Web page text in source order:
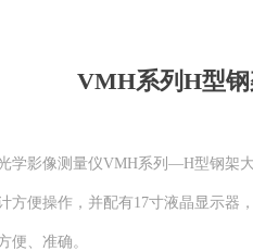
VMH系列H型
学影像测量仪VMH系列—H型钢架
方便操作，并配有17寸液晶显示器
便、准确。